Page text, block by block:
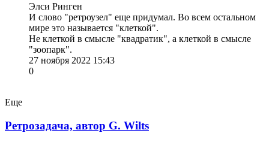
Элси Ринген
И слово "ретроузел" еще придумал. Во всем остальном
мире это называется "клеткой".
Не клеткой в смысле "квадратик", а клеткой в смысле
"зоопарк".
27 ноября 2022 15:43
0
Еще
Ретрозадача, автор G. Wilts